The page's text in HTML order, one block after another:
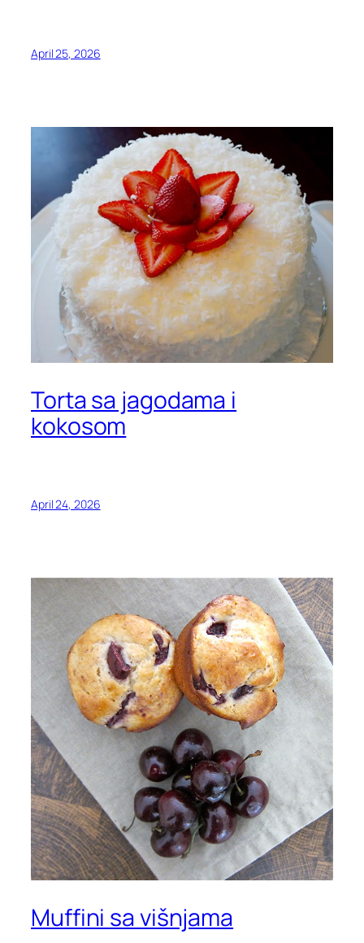
April 25, 2026
Torta sa jagodama i
kokosom
April 24, 2026
Muffini sa višnjama